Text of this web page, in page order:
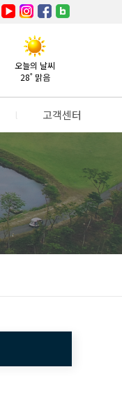
오늘의 날씨
28˚ 맑음
고객센터